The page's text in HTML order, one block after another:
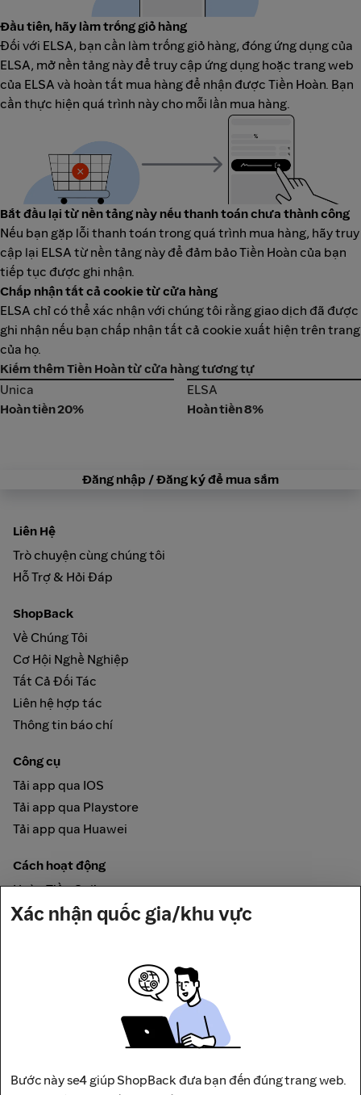
Đầu tiên, hãy làm trống giỏ hàng
Đối với ELSA, bạn cần làm trống giỏ hàng, đóng ứng dụng của
ELSA, mở nền tảng này để truy cập ứng dụng hoặc trang web
của ELSA và hoàn tất mua hàng để nhận được Tiền Hoàn. Bạn
cần thực hiện quá trình này cho mỗi lần mua hàng.
Bắt đầu lại từ nền tảng này nếu thanh toán chưa thành công
Nếu bạn gặp lỗi thanh toán trong quá trình mua hàng, hãy truy
cập lại ELSA từ nền tảng này để đảm bảo Tiền Hoàn của bạn
tiếp tục được ghi nhận.
Chấp nhận tất cả cookie từ cửa hàng
ELSA chỉ có thể xác nhận với chúng tôi rằng giao dịch đã được
ghi nhận nếu bạn chấp nhận tất cả cookie xuất hiện trên trang
của họ.
Kiếm thêm Tiền Hoàn từ cửa hàng tương tự
Unica
Unica
Hoàn tiền 20%
ELSA
ELSA
Hoàn tiền 8%
Đăng nhập / Đăng ký để mua sắm
Liên Hệ
Trò chuyện cùng chúng tôi
Hỗ Trợ & Hỏi Đáp
ShopBack
Về Chúng Tôi
Cơ Hội Nghề Nghiệp
Tất Cả Đối Tác
Liên hệ hợp tác
Thông tin báo chí
Công cụ
Tải app qua IOS
Tải app qua Playstore
Tải app qua Huawei
Cách hoạt động
Hoàn Tiền Online
Được đảm bảo bởi
Địa chỉ: Tầng 12, Tháp A, Trụ Sở Điều Hành Và Trung Tâm
Xác nhận quốc gia/khu vực
Bước này se4 giúp ShopBack đưa bạn đến đúng trang web.